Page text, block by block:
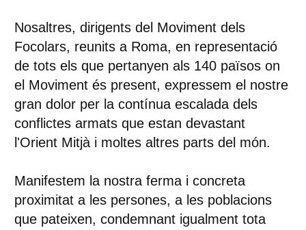
Nosaltres, dirigents del Moviment dels
Focolars, reunits a Roma, en representació
de tots els que pertanyen als 140 països on
el Moviment és present, expressem el nostre
gran dolor per la contínua escalada dels
conflictes armats que estan devastant
l'Orient Mitjà i moltes altres parts del món.
Manifestem la nostra ferma i concreta
proximitat a les persones, a les poblacions
que pateixen, condemnant igualment tota